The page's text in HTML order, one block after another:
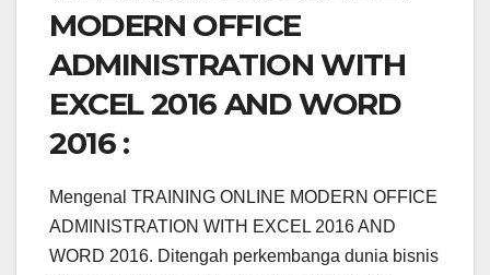
MODERN OFFICE
ADMINISTRATION WITH
EXCEL 2016 AND WORD
2016 :
Mengenal TRAINING ONLINE MODERN OFFICE
ADMINISTRATION WITH EXCEL 2016 AND
WORD 2016. Ditengah perkembanga dunia bisnis